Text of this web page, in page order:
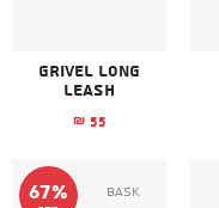
Grivel Long
leash
₪ 55
67% Bask